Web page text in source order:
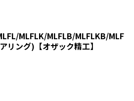
MLFLK/MLFLB/MLFLKB/MLF
リング)【オザック精工】